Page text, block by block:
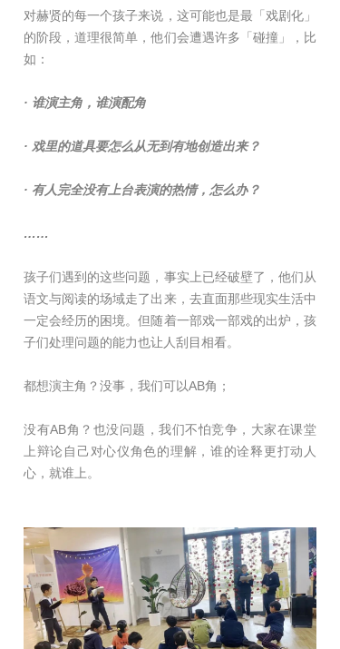
对赫贤的每一个孩子来说，这可能也是最「戏剧化」
的阶段，道理很简单，他们会遭遇许多「碰撞」，比
如：
· 谁演主角，谁演配角
· 戏里的道具要怎么从无到有地创造出来？
· 有人完全没有上台表演的热情，怎么办？
……
孩子们遇到的这些问题，事实上已经破壁了，他们从
语文与阅读的场域走了出来，去直面那些现实生活中
一定会经历的困境。但随着一部戏一部戏的出炉，孩
子们处理问题的能力也让人刮目相看。
都想演主角？没事，我们可以AB角；
没有AB角？也没问题，我们不怕竞争，大家在课堂
上辩论自己对心仪角色的理解，谁的诠释更打动人
心，就谁上。